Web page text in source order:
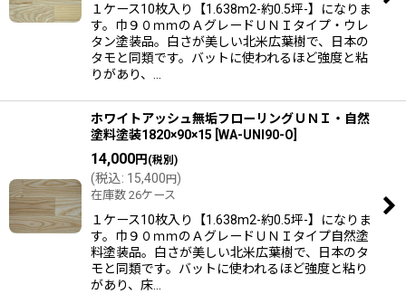
１ケース10枚入り【1.638m2-約0.5坪-】になりま
す。巾９０ｍｍのＡグレードＵＮＩタイプ・ウレ
タン塗装品。白さが美しい北米広葉樹で、日本の
タモと同類です。バットに使われるほど強度と粘
りがあり、…
ホワイトアッシュ無垢フローリングＵＮＩ・自然
塗料塗装1820×90×15 WA-UNI90-O
14,000円 (税別)
(税込: 15,400円)
在庫数 26ケース
１ケース10枚入り【1.638m2-約0.5坪-】になりま
す。巾９０ｍｍのＡグレードＵＮＩタイプ自然塗
料塗装品。白さが美しい北米広葉樹で、日本のタ
モと同類です。バットに使われるほど強度と粘り
があり、床…